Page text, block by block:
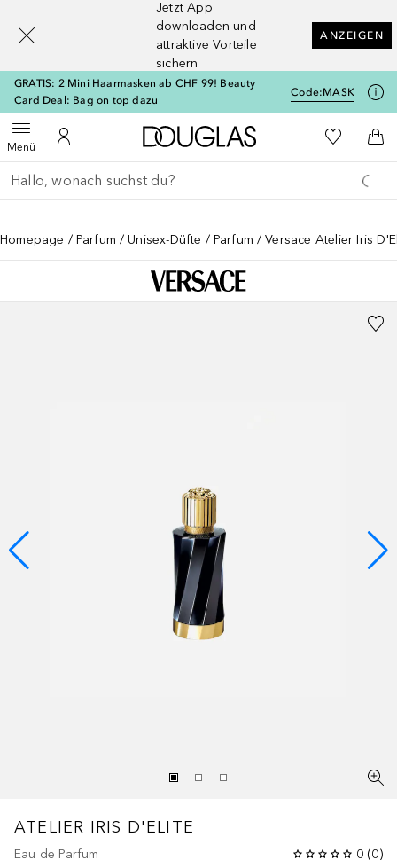
Jetzt App
downloaden und
attraktive Vorteile
sichern
ANZEIGEN
GRATIS: 2 Mini Haarmasken ab CHF 99! Beauty
Card Deal: Bag on top dazu
Code:MASK
MenüMenü öffnenZu Meinem Kundenkonto
Zur Douglas Startseite
Zu Meiner
Gehe zurück
Suche ausführen
Homepage Parfum Unisex-Düfte Parfum Versace Atelier Iris
ATELIER IRIS D'ELITE
Eau de Parfum 0 (0)
[navigation.slideout.screenreader]